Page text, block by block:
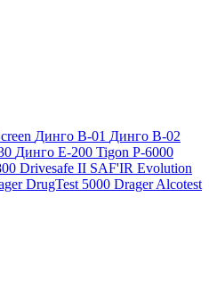
Динго В-01 Динго В-02
Динго Е-200 Tigon P-6000
Drivesafe II SAF'IR Evolution
DrugTest 5000 Drager Alcotest